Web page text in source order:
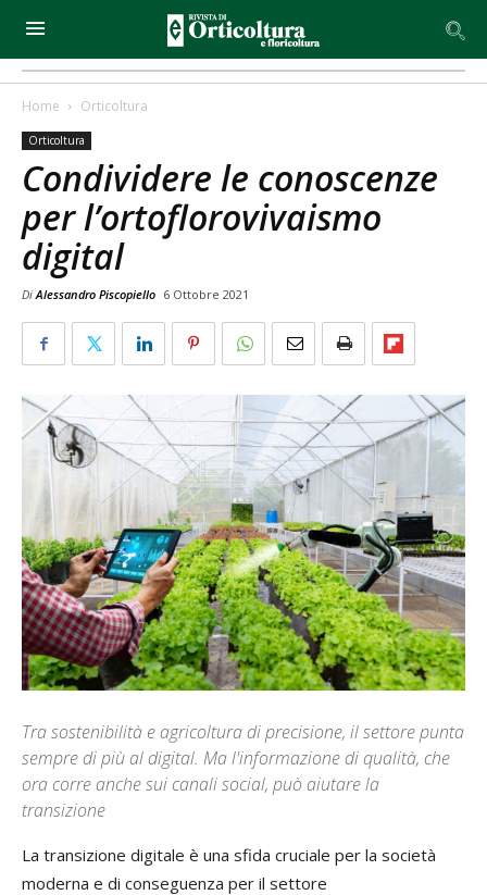
Home Orticoltura
Orticoltura
Condividere le conoscenze
per l’ortoflorovivaismo
digital
DiAlessandro Piscopiello 6 Ottobre 2021
Tra sostenibilità e agricoltura di precisione, il settore punta
sempre di più al digital. Ma l'informazione di qualità, che
ora corre anche sui canali social, può aiutare la
transizione
La transizione digitale è una sfida cruciale per la società
moderna e di conseguenza per il settore